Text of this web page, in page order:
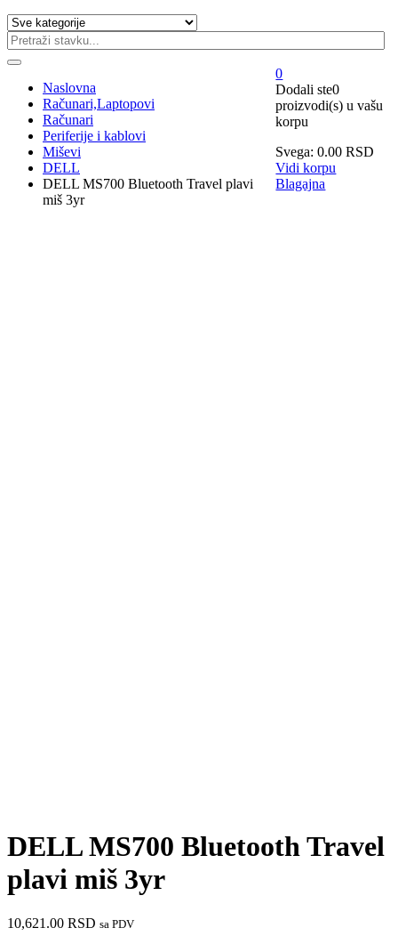
0
Dodali ste0
proizvodi(s) u vašu
korpu
Svega: 0.00RSD
Vidi korpu
Blagajna
Naslovna
Računari,Laptopovi
Računari
Periferije i kablovi
Miševi
DELL
DELL MS700 Bluetooth Travel plavi
miš 3yr
DELL MS700 Bluetooth Travel
plavi miš 3yr
10,621.00 RSD sa PDV